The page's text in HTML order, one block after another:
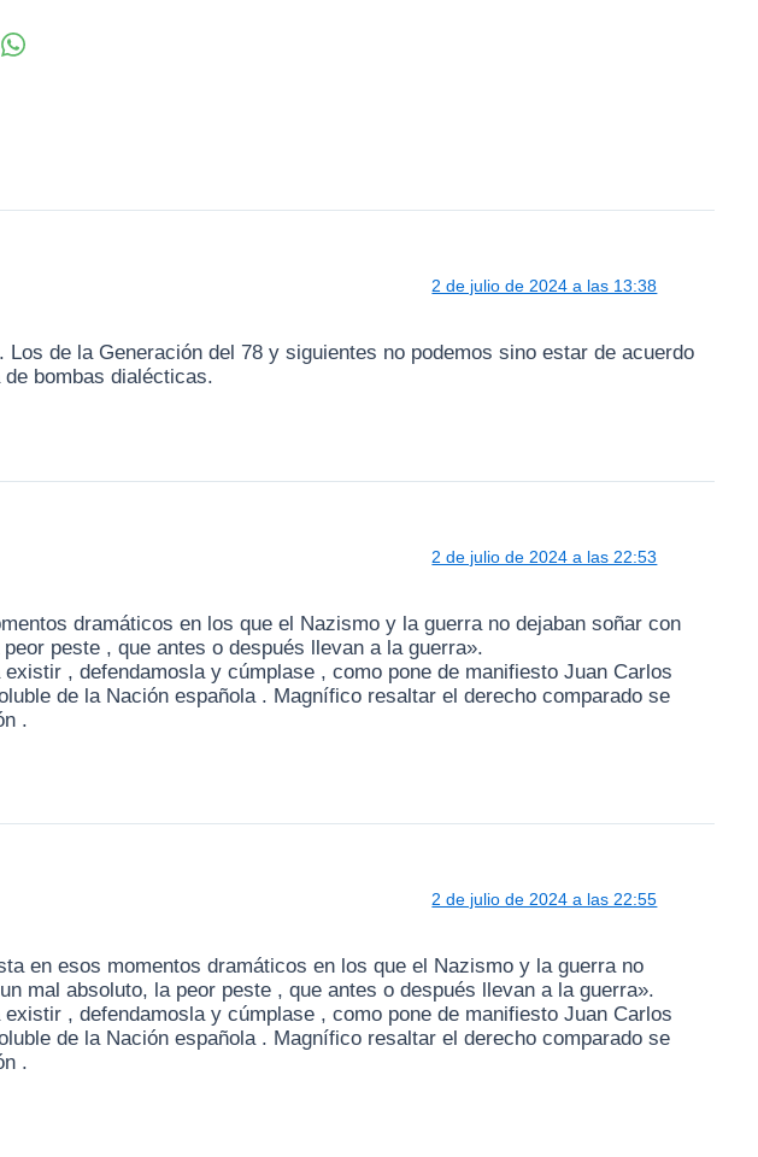
2 de julio de 2024 a las 13:38
de la Generación del 78 y siguientes no podemos sino estar de acuerdo
bombas dialécticas.
2 de julio de 2024 a las 22:53
dramáticos en los que el Nazismo y la guerra no dejaban soñar con
peste , que antes o después llevan a la guerra».
, defendamosla y cúmplase , como pone de manifiesto Juan Carlos
de la Nación española . Magnífico resaltar el derecho comparado se
.
2 de julio de 2024 a las 22:55
en esos momentos dramáticos en los que el Nazismo y la guerra no
mal absoluto, la peor peste , que antes o después llevan a la guerra».
, defendamosla y cúmplase , como pone de manifiesto Juan Carlos
de la Nación española . Magnífico resaltar el derecho comparado se
.